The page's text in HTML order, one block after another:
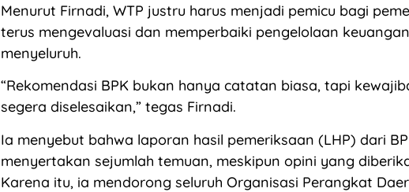
Menurut Firnadi, WTP justru harus menjadi pemicu bagi
terus mengevaluasi dan memperbaiki pengelolaan
menyeluruh.
“Rekomendasi BPK bukan hanya catatan biasa, tapi
segera diselesaikan,” tegas Firnadi.
Ia menyebut bahwa laporan hasil pemeriksaan (LHP) dari
menyertakan sejumlah temuan, meskipun opini yang
Karena itu, ia mendorong seluruh Organisasi Perangkat